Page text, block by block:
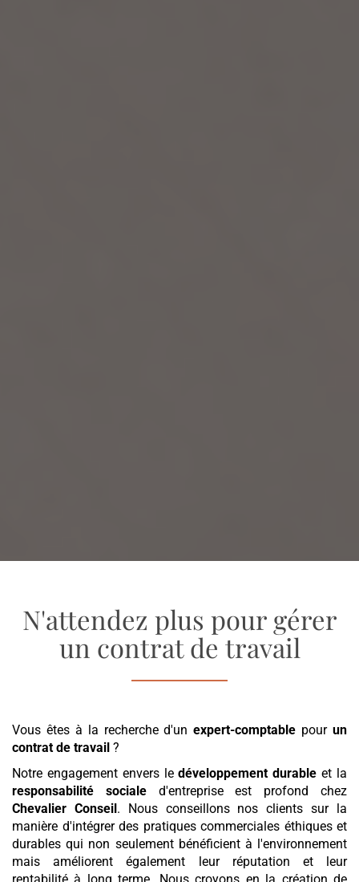
N'attendez plus pour gérer
un contrat de travail
Vous êtes à la recherche d'unexpert-comptable pour un
contrat de travail ?
Notre engagement envers ledéveloppement durable et la
responsabilité socialed'entreprise est profond chez
Chevalier Conseil. Nous conseillons nos clients sur la
manière d'intégrer des pratiques commerciales éthiques et
durables qui non seulement bénéficient à l'environnement
mais améliorent également leur réputation et leur